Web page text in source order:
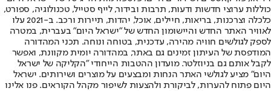
כוללות ערוצי חדשות ודעות, תרבות ובידור, לייף סטייל, טכנולוגיה, ספורט,
כלכלה וצרכנות, בריאות, חיילים, אוכל, יהדות, תיירות ורכב. ב-2021 עלו
לאוויר האתר החדש והיישומון החדש של "ישראל היום" בעברית, במטרה
לספק לגולשים חוויה מהירה, עדכנית, בטוחה ונוחה. תכני המהדורה
המודפסת של העיתון זמינים גם באתר, במהדורה יומית מקוונת, ואפשר
לקבל אותם גם בניוזלטר. מועדון ההטבות הייחודי "הקליקה של ישראל
היום" מציע לגולשי האתר הנחות ומבצעים על מוצרים ושירותים. ישראל
היום פתוח להערות, לביקורת ולהצעות לשיפור מקהל הקוראים. פנו אלינו